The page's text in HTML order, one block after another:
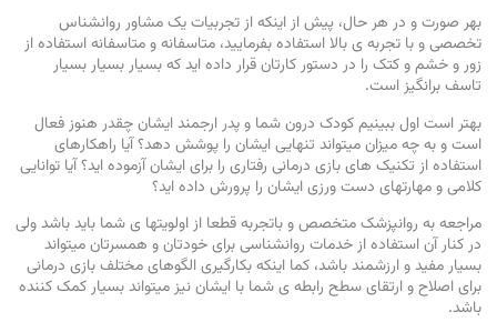
بهر صورت و در هر حال، پیش از اینکه از تجربیات یک مشاور روانشناس
تخصصی و با تجربه ی بالا استفاده بفرمایید، متاسفانه و متاسفانه استفاده از
زور و خشم و کتک را در دستور کارتان قرار داده اید که بسیار بسیار بسیار
تاسف برانگیز است.
بهتر است اول ببینیم کودک درون شما و پدر ارجمند ایشان چقدر هنوز فعال
است و به چه میزان میتواند تنهایی ایشان را پوشش دهد؟ آیا راهکارهای
استفاده از تکنیک های بازی درمانی رفتاری را برای ایشان آزموده اید؟ آیا توانایی
کلامی و مهارتهای دست ورزی ایشان را پرورش داده اید؟
مراجعه به روانپزشک متخصص و باتجربه قطعا از اولویتها ی شما باید باشد ولی
در کنار آن استفاده از خدمات روانشناسی برای خودتان و همسرتان میتواند
بسیار مفید و ارزشمند باشد، کما اینکه بکارگیری الگوهای مختلف بازی درمانی
برای اصلاح و ارتقای سطح رابطه ی شما با ایشان نیز میتواند بسیار کمک کننده
باشد.